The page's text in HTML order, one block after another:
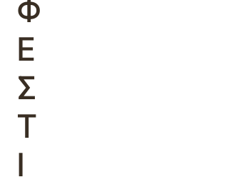
Φ
Ε
Σ
Τ
Ι